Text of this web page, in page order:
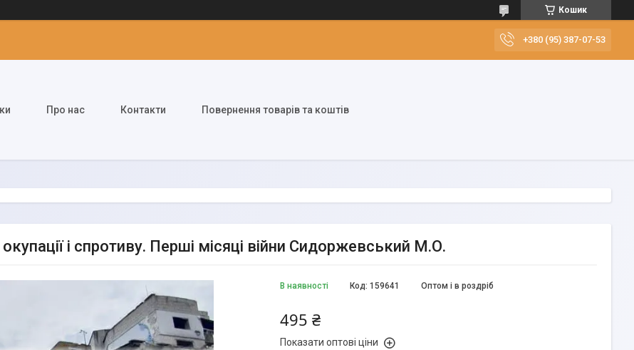
Кошик
+380 (95) 387-07-53
Про нас Контакти Повернення товарів та коштів
і спротиву. Перші місяці війни Сидоржевський М.О.
В наявності Оптом і в роздріб
Код: 159641
495 ₴
Показати оптові ціни